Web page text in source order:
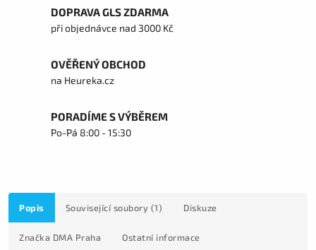
DOPRAVA GLS ZDARMA
při objednávce nad 3000 Kč
OVĚŘENÝ OBCHOD
na Heureka.cz
PORADÍME S VÝBĚREM
Po-Pá 8:00 - 15:30
Popis Související soubory (1) Diskuze
Značka DMA Praha Ostatní informace